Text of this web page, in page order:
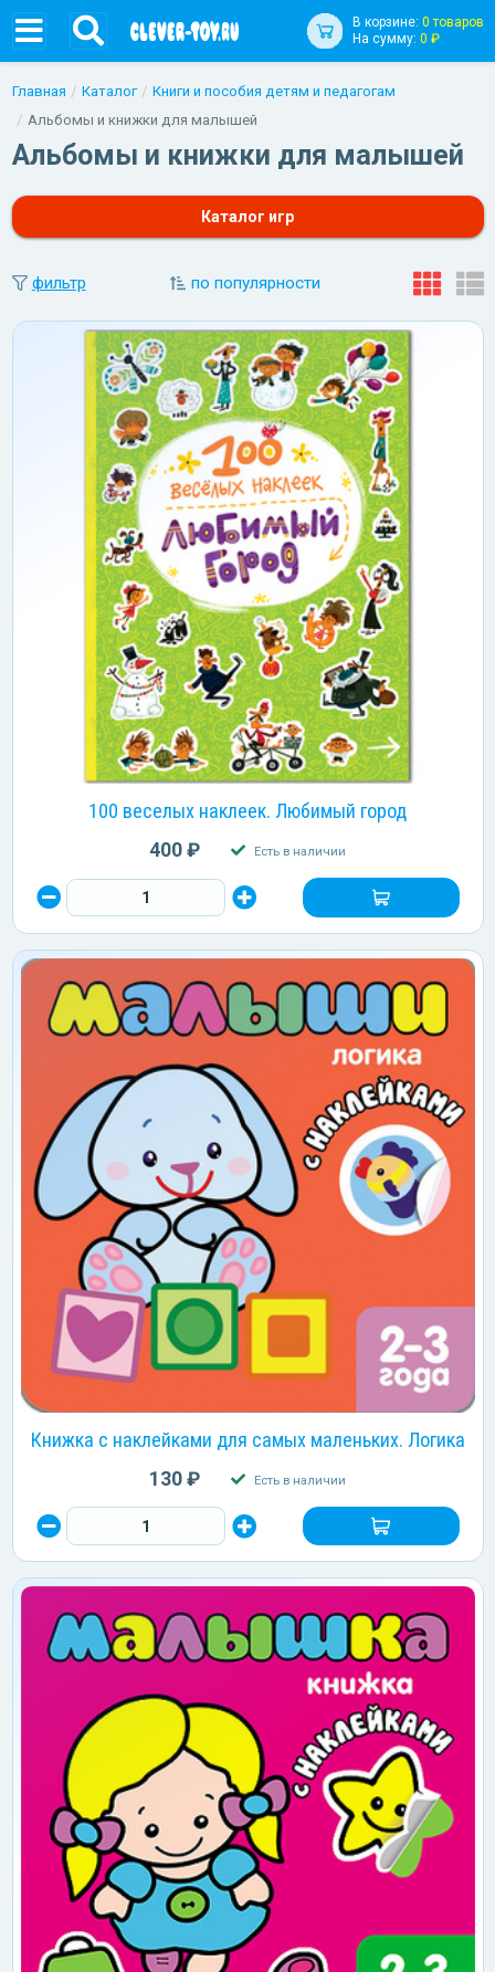
В корзине: 0 товаров
На сумму: 0 ₽
Главная Каталог
Книги и пособия детям и педагогам
Альбомы и книжки для малышей
Альбомы и книжки для малышей
Каталог игр
фильтр по популярности
100 веселых наклеек. Любимый город
400 ₽ Есть в наличии
Книжка с наклейками для самых маленьких. Логика
130 ₽ Есть в наличии